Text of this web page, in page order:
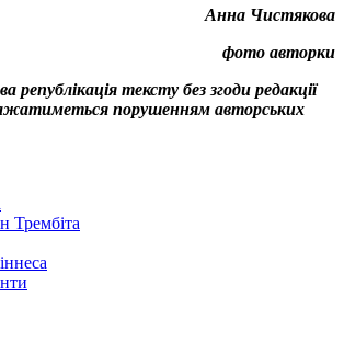
Анна Чистякова
фото авторки
републікація тексту без згоди редакції
порушенням авторських
Трембіта